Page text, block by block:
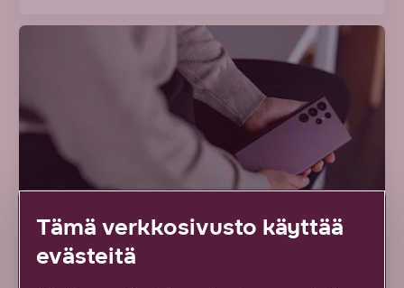
4/2022 SAMU MALMELIN
Tämä verkkosivusto käyttää
evästeitä